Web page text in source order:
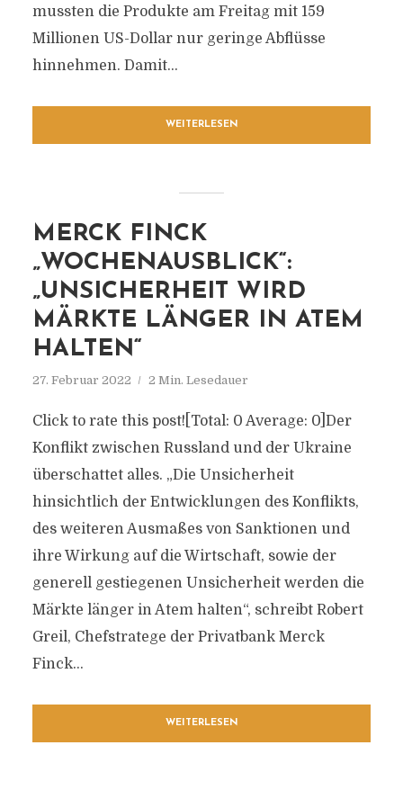
mussten die Produkte am Freitag mit 159
Millionen US-Dollar nur geringe Abflüsse
hinnehmen. Damit...
WEITERLESEN
MERCK FINCK
„WOCHENAUSBLICK“:
„UNSICHERHEIT WIRD
MÄRKTE LÄNGER IN ATEM
HALTEN“
27. Februar 2022 2 Min. Lesedauer
Click to rate this post![Total: 0 Average: 0]Der
Konflikt zwischen Russland und der Ukraine
überschattet alles. „Die Unsicherheit
hinsichtlich der Entwicklungen des Konflikts,
des weiteren Ausmaßes von Sanktionen und
ihre Wirkung auf die Wirtschaft, sowie der
generell gestiegenen Unsicherheit werden die
Märkte länger in Atem halten“, schreibt Robert
Greil, Chefstratege der Privatbank Merck
Finck...
WEITERLESEN